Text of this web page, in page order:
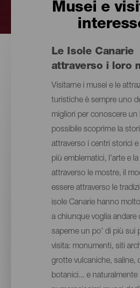
Musei e
Le Isole Canarie
attraverso i loro
Visitarne i musei e le
turistiche è sempre uno
migliori per conoscere un
possibile scoprirne la
attraverso i centri storici e
più emblematici, l'arte e
attraverso le mostre, il
essere attraverso le
isole Canarie hanno
a chiunque voglia andare
saperne un po' di più sui
visita: monumenti, siti
grotte vulcaniche, saline,
botanici... e naturalmente